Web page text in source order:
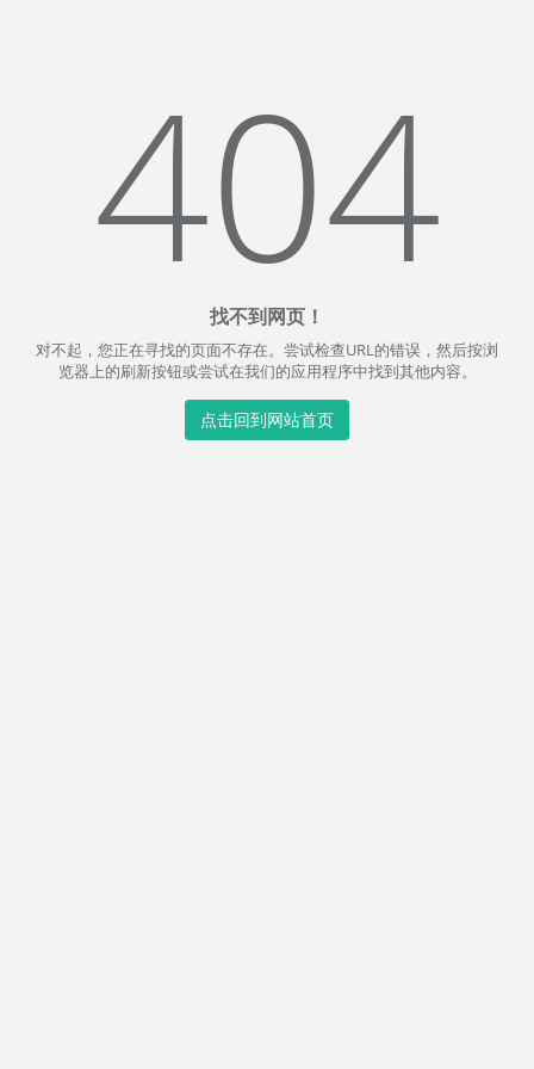
404
找不到网页！
对不起，您正在寻找的页面不存在。尝试检查URL的错误，然后按浏
览器上的刷新按钮或尝试在我们的应用程序中找到其他内容。
点击回到网站首页